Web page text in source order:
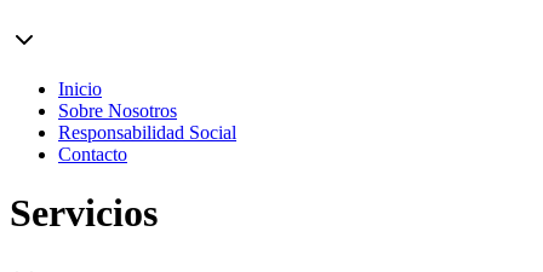
Inicio
Sobre Nosotros
Responsabilidad Social
Contacto
Servicios